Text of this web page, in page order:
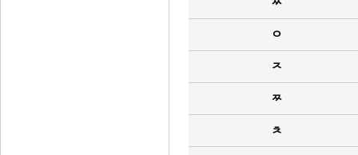
ㅇ
ㅈ
ㅉ
ㅊ